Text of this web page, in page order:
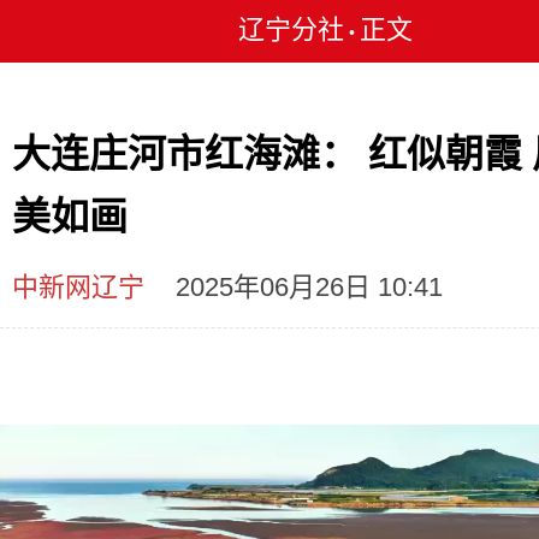
辽宁分社 • 正文
大连庄河市红海滩： 红似朝霞
美如画
中新网辽宁 2025年06月26日 10:41